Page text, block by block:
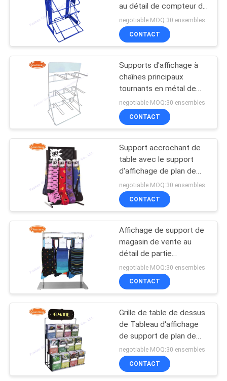
PRIVACY
POLICYSupport d'affichage
de rotation
22
Supports d'affichage
de partie supérieure
du comptoir
42
Supports d'affichage
au détail
38
au détail de compteur de
Tableau de magasin
negotiable MOQ:30 ensembles
CONTACT
Supports d'affichage à
chaînes principaux
tournants en métal de
dessus de Tableau en
métal
negotiable MOQ:30 ensembles
CONTACT
Support accrochant de
table avec le support
d'affichage de plan de
travail de crochets
negotiable MOQ:30 ensembles
CONTACT
Affichage de support de
magasin de vente au
détail de partie
supérieure du comptoir
de magasin de
chaussette contre-
negotiable MOQ:30 ensembles
CONTACT
Grille de table de dessus
de Tableau d'affichage
de support de plan de
travail
negotiable MOQ:30 ensembles
CONTACT